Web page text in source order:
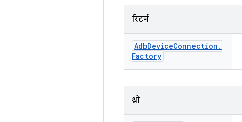
रिटर्न
AdbDeviceConnection .
Factory
थ्रो